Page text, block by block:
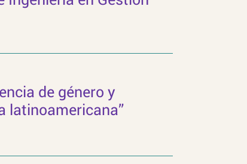
de género y
latinoamericana”